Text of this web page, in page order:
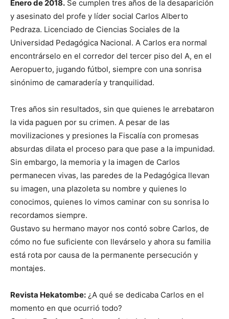
Enero de 2018. Se cumplen tres años de la desaparición
y asesinato del profe y líder social Carlos Alberto
Pedraza. Licenciado de Ciencias Sociales de la
Universidad Pedagógica Nacional. A Carlos era normal
encontrárselo en el corredor del tercer piso del A, en el
Aeropuerto, jugando fútbol, siempre con una sonrisa
sinónimo de camaradería y tranquilidad.
Tres años sin resultados, sin que quienes le arrebataron
la vida paguen por su crimen. A pesar de las
movilizaciones y presiones la Fiscalía con promesas
absurdas dilata el proceso para que pase a la impunidad.
Sin embargo, la memoria y la imagen de Carlos
permanecen vivas, las paredes de la Pedagógica llevan
su imagen, una plazoleta su nombre y quienes lo
conocimos, quienes lo vimos caminar con su sonrisa lo
recordamos siempre.
Gustavo su hermano mayor nos contó sobre Carlos, de
cómo no fue suficiente con llevárselo y ahora su familia
está rota por causa de la permanente persecución y
montajes.
Revista Hekatombe: ¿A qué se dedicaba Carlos en el
momento en que ocurrió todo?